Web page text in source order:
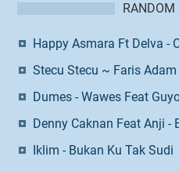
RANDOM
Happy Asmara Ft Delva -
Stecu Stecu ~ Faris Adam
Dumes - Wawes Feat
Denny Caknan Feat Anji -
Iklim - Bukan Ku Tak Sudi